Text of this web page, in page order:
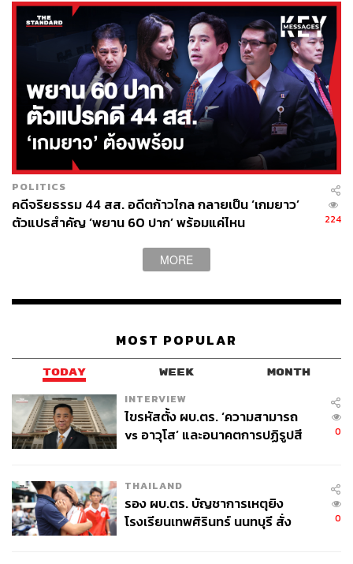
POLITICS
คดีจริยธรรม 44 สส. อดีตก้าวไกล กลายเป็น ‘เกมยาว’
ตัวแปรสำคัญ ‘พยาน 60 ปาก’ พร้อมแค่ไหน
224
MORE
MOST POPULAR
TODAY WEEK MONTH
INTERVIEW
ไขรหัสตั้ง ผบ.ตร. ‘ความสามารถ
vs อาวุโส’ และอนาคตการปฏิรูปสี
0
THAILAND
รอง ผบ.ตร. บัญชาการเหตุยิง
โรงเรียนเทพศิรินทร์ นนทบุรี สั่ง
0